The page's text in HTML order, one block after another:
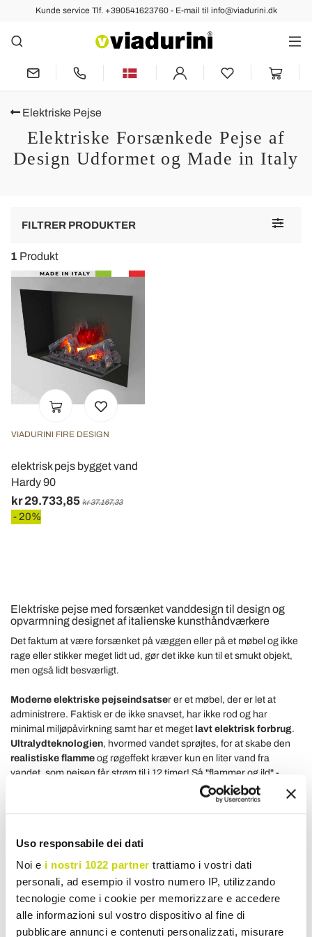
Uso responsabile dei dati
Noi e i nostri 1022 partner trattiamo i vostri dati
personali, ad esempio il vostro numero IP, utilizzando
tecnologie come i cookie per memorizzare e accedere
alle informazioni sul vostro dispositivo al fine di
pubblicare annunci e contenuti personalizzati, misurare
Kunde service Tlf. +390541623760 - E-mail til info@viadurini.dk
Elektriske Pejse
Elektriske Forsænkede Pejse af
Design Udformet og Made in Italy
Toggle
FILTRER PRODUKTER
1 Produkt
VIADURINI FIRE DESIGN
elektrisk pejs bygget vand
Hardy 90
kr 29.733,85 kr 37.167,33
- 20%
Elektriske pejse med forsænket vanddesign til design og
opvarmning designet af italienske kunsthåndværkere
Det faktum at være forsænket på væggen eller på et møbel og ikke
rage eller stikker meget lidt ud, gør det ikke kun til et smukt objekt,
men også lidt besværligt.
Moderne elektriske pejseindsatser er et møbel, der er let at
administrere. Faktisk er de ikke snavset, har ikke rod og har
minimal miljøpåvirkning samt har et meget lavt elektrisk forbrug.
Ultralydteknologien, hvormed vandet sprøjtes, for at skabe den
realistiske flamme og røgeffekt kræver kun en liter vand fra
vandet, som pejsen får strøm til i 12 timer! Så "flammer og ild" -
og en lys og mousserende
askebed giver en speciel og fuldstændig reel effekt!
Fire,du vil finde mange modeller af
inklusive
modulmodeller
, der har total alsidighed, faktisk kan de
eller ethvert brandfarligt materiale, i nicher i vægge, i bord eller
møbler, simpelthen hvor som helst. Kontakt vores personale for et
personlig tilbud.